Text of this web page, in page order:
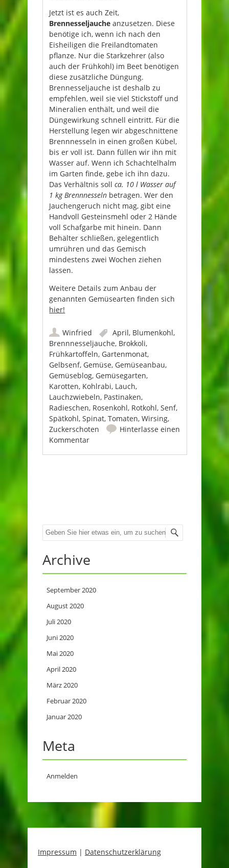
Jetzt ist es auch Zeit,
Brennesseljauche anzusetzen. Diese
benötige ich, wenn ich nach den
Eisheiligen die Freilandtomaten
pflanze. Nur die Starkzehrer (also
auch der Frühkohl) im Beet benötigen
diese zusätzliche Düngung.
Brennesseljauche ist deshalb zu
empfehlen, weil sie viel Stickstoff und
Mineralien enthält, und weil die
Düngewirkung schnell eintritt. Für die
Herstellung legen wir abgeschnittene
Brennnesseln in einen großen Kübel,
bis er voll ist. Dann füllen wir ihn mit
Wasser auf. Wenn ich Schachtelhalm
im Garten finde, gebe ich ihn dazu.
Das Verhältnis sollca. 10 l Wasser auf
1 kg Brennnesseln betragen. Wer den
Jauchengeruch nicht mag, gibt eine
Handvoll Gesteinsmehl oder 2 Hände
voll Schafgarbe mit hinein. Dann
Behälter schließen, gelegentlich
umrühren und das Gemisch
mindestens zwei Wochen ziehen
lassen.
Weitere Details zum Anbau der
genannten Gemüsearten finden sich
hier!
Winfried April, Blumenkohl,
Brennnesseljauche, Brokkoli,
Frühkartoffeln, Gartenmonat,
Gelbsenf, Gemüse, Gemüseanbau,
Gemüseblog, Gemüsegarten,
Karotten, Kohlrabi, Lauch,
Lauchzwiebeln, Pastinaken,
Radieschen, Rosenkohl, Rotkohl,Senf,
Spätkohl,Spinat,Tomaten,Wirsing,
Zuckerschoten
Hinterlasse einen
Kommentar
Suche
Archive
September 2020
August 2020
Juli 2020
Juni 2020
Mai 2020
April 2020
März 2020
Februar 2020
Januar 2020
Meta
Anmelden
Impressum | Datenschutzerklärung